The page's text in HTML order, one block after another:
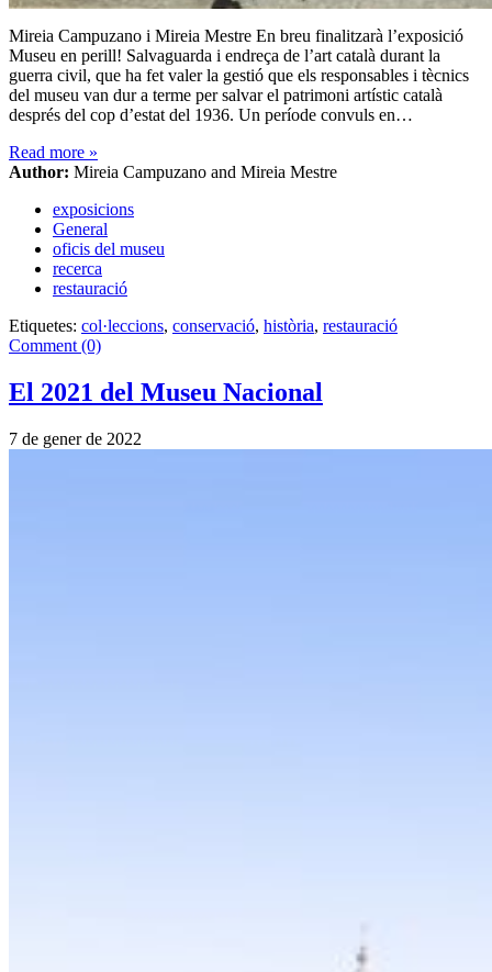
Mireia Campuzano i Mireia Mestre En breu finalitzarà l’exposició
Museu en perill! Salvaguarda i endreça de l’art català durant la
guerra civil, que ha fet valer la gestió que els responsables i tècnics
del museu van dur a terme per salvar el patrimoni artístic català
després del cop d’estat del 1936. Un període convuls en…
Read more »
Author: Mireia Campuzano and Mireia Mestre
exposicions
General
oficis del museu
recerca
restauració
Etiquetes: col·leccions, conservació, història, restauració
Comment (0)
El 2021 del Museu Nacional
7 de gener de 2022